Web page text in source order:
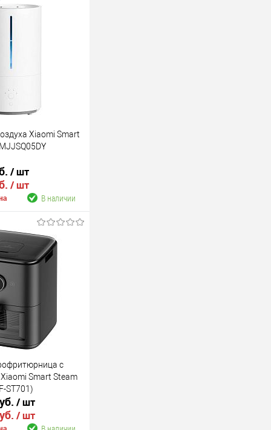
Xiaomi Smart
/ шт
/ шт
В наличии
корзину
с
Smart Steam
ST701)
/ шт
/ шт